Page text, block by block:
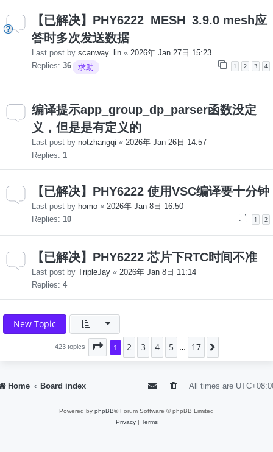
【已解决】PHY6222_MESH_3.9.0 mesh应
答时多次发送数据
Last post by scanway_lin « 2026年 Jan 27日 15:23
Replies: 36 1 2 3 4
求助
编译提示app_group_dp_parser函数没定
义，但是是有定义的
Last post by notzhangqi « 2026年 Jan 26日 14:57
Replies: 1
【已解决】PHY6222 使用VSC编译要十分钟
Last post by homo « 2026年 Jan 8日 16:50
Replies: 10 1 2
【已解决】PHY6222 芯片下RTC时间不准
Last post by TripleJay « 2026年 Jan 8日 11:14
Replies: 4
New Topic
423 topics Page 1of17
1 2 3 4 5 17
Home Board index All times are
Powered by phpBB® Forum Software © phpBB Limited
Privacy| Terms